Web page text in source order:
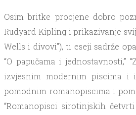
Osim britke procjene dobro
Rudyard Kipling i prikazivanje
Wells i divovi”), ti eseji sadrže
“O papučama i jednostavnosti,”
izvjesnim modernim piscima i
pomodnim romanopiscima i
“Romanopisci sirotinjskih